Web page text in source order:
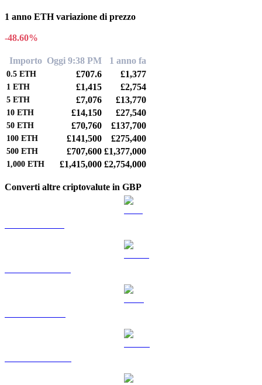
1 anno ETH variazione di prezzo
-48.60%
Importo Oggi 9:38 PM 1 anno fa
0.5 ETH £707.6 £1,377
1 ETH £1,415 £2,754
5 ETH £7,076 £13,770
10 ETH £14,150 £27,540
50 ETH £70,760 £137,700
100 ETH £141,500 £275,400
500 ETH £707,600 £1,377,000
1,000 ETH £1,415,000 £2,754,000
Converti altre criptovalute in GBP